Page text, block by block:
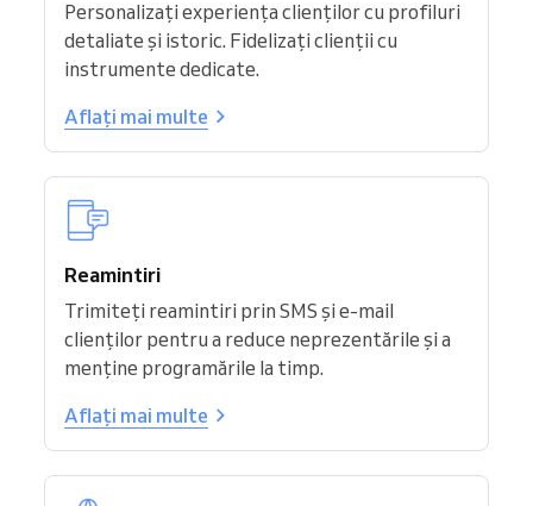
Personalizați experiența clienților cu profiluri
detaliate și istoric. Fidelizați clienții cu
instrumente dedicate.
Aflați mai multe
Reamintiri
Trimiteți reamintiri prin SMS și e-mail
clienților pentru a reduce neprezentările și a
menține programările la timp.
Aflați mai multe